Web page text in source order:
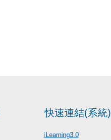
快速連結(系統)
iLearning3.0